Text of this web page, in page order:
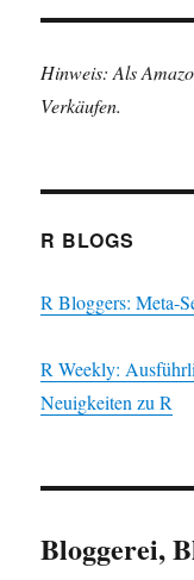
Hinweis: Als
Verkäufen.
R BLOGS
R Bloggers: Meta-
R Weekly:
Neuigkeiten zu R
Bloggerei,